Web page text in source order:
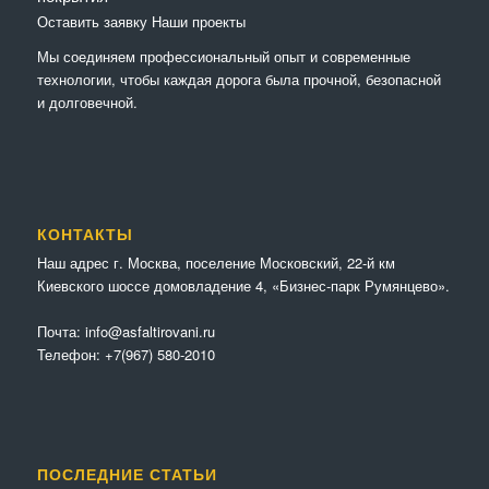
Оставить заявку Наши проекты
Мы соединяем профессиональный опыт и современные
технологии, чтобы каждая дорога была прочной, безопасной
и долговечной.
КОНТАКТЫ
Наш адрес г. Москва, поселение Московский, 22-й км
Киевского шоссе домовладение 4, «Бизнес-парк Румянцево».
Почта: info@asfaltirovani.ru
Телефон: +7(967) 580-2010
ПОСЛЕДНИЕ СТАТЬИ